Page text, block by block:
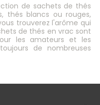
de sachets de thés
thés blancs ou rouges,
trouverez l'arôme qui
de thés en vrac sont
les amateurs et les
de nombreuses